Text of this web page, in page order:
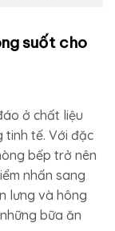
suốt cho
ở chất liệu
tinh tế. Với đặc
bếp trở nên
nhấn sang
lưng và hông
bữa ăn